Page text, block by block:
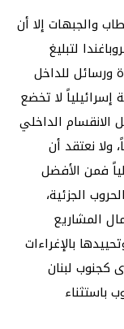
والجبهات إلا أن
لتبليغ
ورسائل للداخل
إسرائيلياً لا تخضع
الداخلي
ولا نعتقد أن
فمن الأفضل
الجزئية،
المشاريع
بالإغراءات
كجنوب لبنان
باستثناء